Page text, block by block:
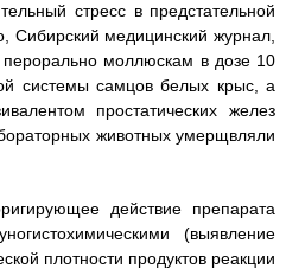
стресс в предстательной
Сибирский медицинский журнал,
моллюскам в дозе 10
системы самцов белых крыс, а
простатических желез
животных умерщвляли
действие препарата
(выявление
плотности продуктов реакции